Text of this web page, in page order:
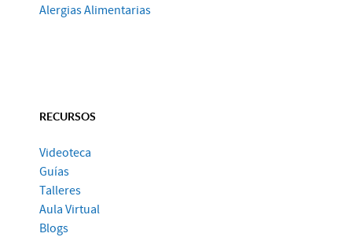
Alergias Alimentarias
RECURSOS
Videoteca
Guías
Talleres
Aula Virtual
Blogs